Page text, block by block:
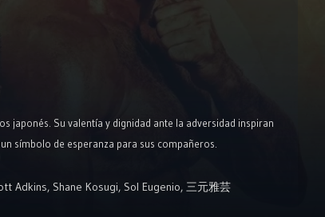
japonés. Su valentía y dignidad ante la adversidad inspiran
símbolo de esperanza para sus compañeros.
Adkins, Shane Kosugi, Sol Eugenio, 三元雅芸